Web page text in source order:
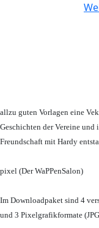
allzu guten Vorlagen eine
Geschichten der Vereine und
Freundschaft mit Hardy
pixel (Der WaPPenSalon)
Im Downloadpaket sind 4
und 3 Pixelgrafikformate